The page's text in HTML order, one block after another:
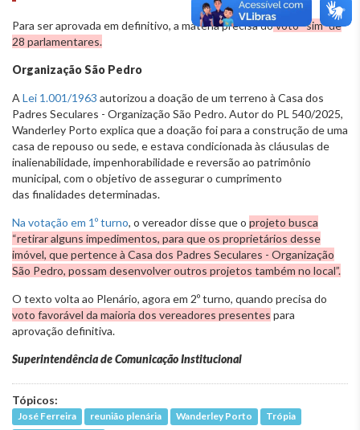
Para ser aprovada em definitivo, a matéria precisa dovoto “sim” de
28 parlamentares.
Organização São Pedro
A Lei 1.001/1963 autorizou a doação de um terreno à Casa dos
Padres Seculares - Organização São Pedro. Autor do PL 540/2025,
Wanderley Porto explica que a doação foi para a construção de uma
casa de repouso ou sede, e estava condicionada às cláusulas de
inalienabilidade, impenhorabilidade e reversão ao patrimônio
municipal, com o objetivo de assegurar o cumprimento
das finalidades determinadas.
Na votação em 1º turno, o vereador disse que o projeto busca
“retirar alguns impedimentos, para que os proprietários desse
imóvel, que pertence à Casa dos Padres Seculares - Organização
São Pedro, possam desenvolver outros projetos também no local”.
O texto volta ao Plenário, agora em 2º turno, quando precisa do
voto favorável da maioria dos vereadores presentes para
aprovação definitiva.
Superintendência de Comunicação Institucional
Tópicos:
José Ferreira reunião plenária Wanderley Porto
Trópia